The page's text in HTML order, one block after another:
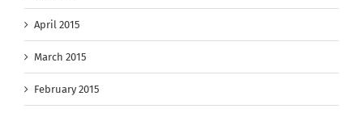
April 2015
March 2015
February 2015